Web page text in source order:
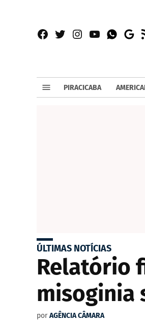
Facebook
TwitterInstagram
YouTube
PIRACICABA
ÚLTIMAS NOTÍCIAS
Relatório
misoginia
por AGÊNCIA CÂMARA